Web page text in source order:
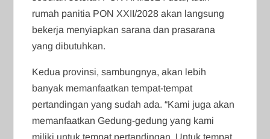
rumah panitia PON XXII/2028 akan langsung
bekerja menyiapkan sarana dan prasarana
yang dibutuhkan.
Kedua provinsi, sambungnya, akan lebih
banyak memanfaatkan tempat-tempat
pertandingan yang sudah ada. “Kami juga akan
memanfaatkan Gedung-gedung yang kami